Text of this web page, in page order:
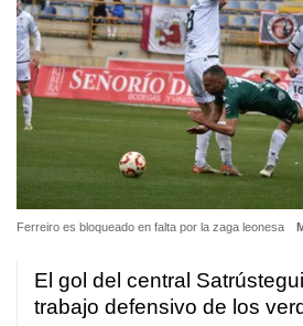
Ferreiro es bloqueado en falta por la zaga leonesa
El gol del central
trabajo defensivo de los